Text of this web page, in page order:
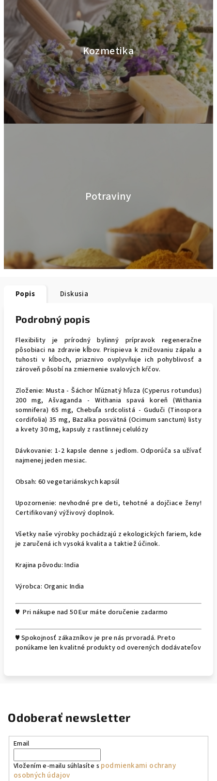
Kozmetika
Potraviny
Popis Diskusia
Podrobný popis
Flexibility je prírodný bylinný prípravok regeneračne
pôsobiaci na zdravie kĺbov. Prispieva k znižovaniu zápalu a
tuhosti v kĺboch, priaznivo ovplyvňuje ich pohyblivosť a
zároveň pôsobí na zmiernenie svalových kŕčov.
Zloženie: Musta - Šáchor hľúznatý hľuza (Cyperus rotundus)
200 mg, Ašvaganda - Withania spavá koreň (Withania
somnifera) 65 mg, Chebuľa srdcolistá - Guduči (Tinospora
cordifolia) 35 mg, Bazalka posvätná (Ocimum sanctum) listy
a kvety 30 mg, kapsuly z rastlinnej celulózy
Dávkovanie: 1-2 kapsle denne s jedlom. Odporúča sa užívať
najmenej jeden mesiac.
Obsah: 60 vegetariánskych kapsúl
Upozornenie: nevhodné pre deti, tehotné a dojčiace ženy!
Certifikovaný výživový doplnok.
Všetky naše výrobky pochádzajú z ekologických fariem, kde
je zaručená ich vysoká kvalita a taktiež účinok.
Krajina pôvodu: India
Výrobca: Organic India
♥ Pri nákupe nad 50 Eur máte doručenie zadarmo
♥ Spokojnosť zákazníkov je pre nás prvoradá. Preto
ponúkame len kvalitné produkty od overených dodávateľov
Odoberať newsletter
Email
Vložením e-mailu súhlasíte s podmienkami ochrany
osobných údajov